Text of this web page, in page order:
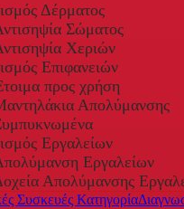
Δέρματος
Σώματος
Χεριών
Επιφανειών
προς χρήση
Απολύμανσης
Εργαλείων
Εργαλείων
Απολύμανσης